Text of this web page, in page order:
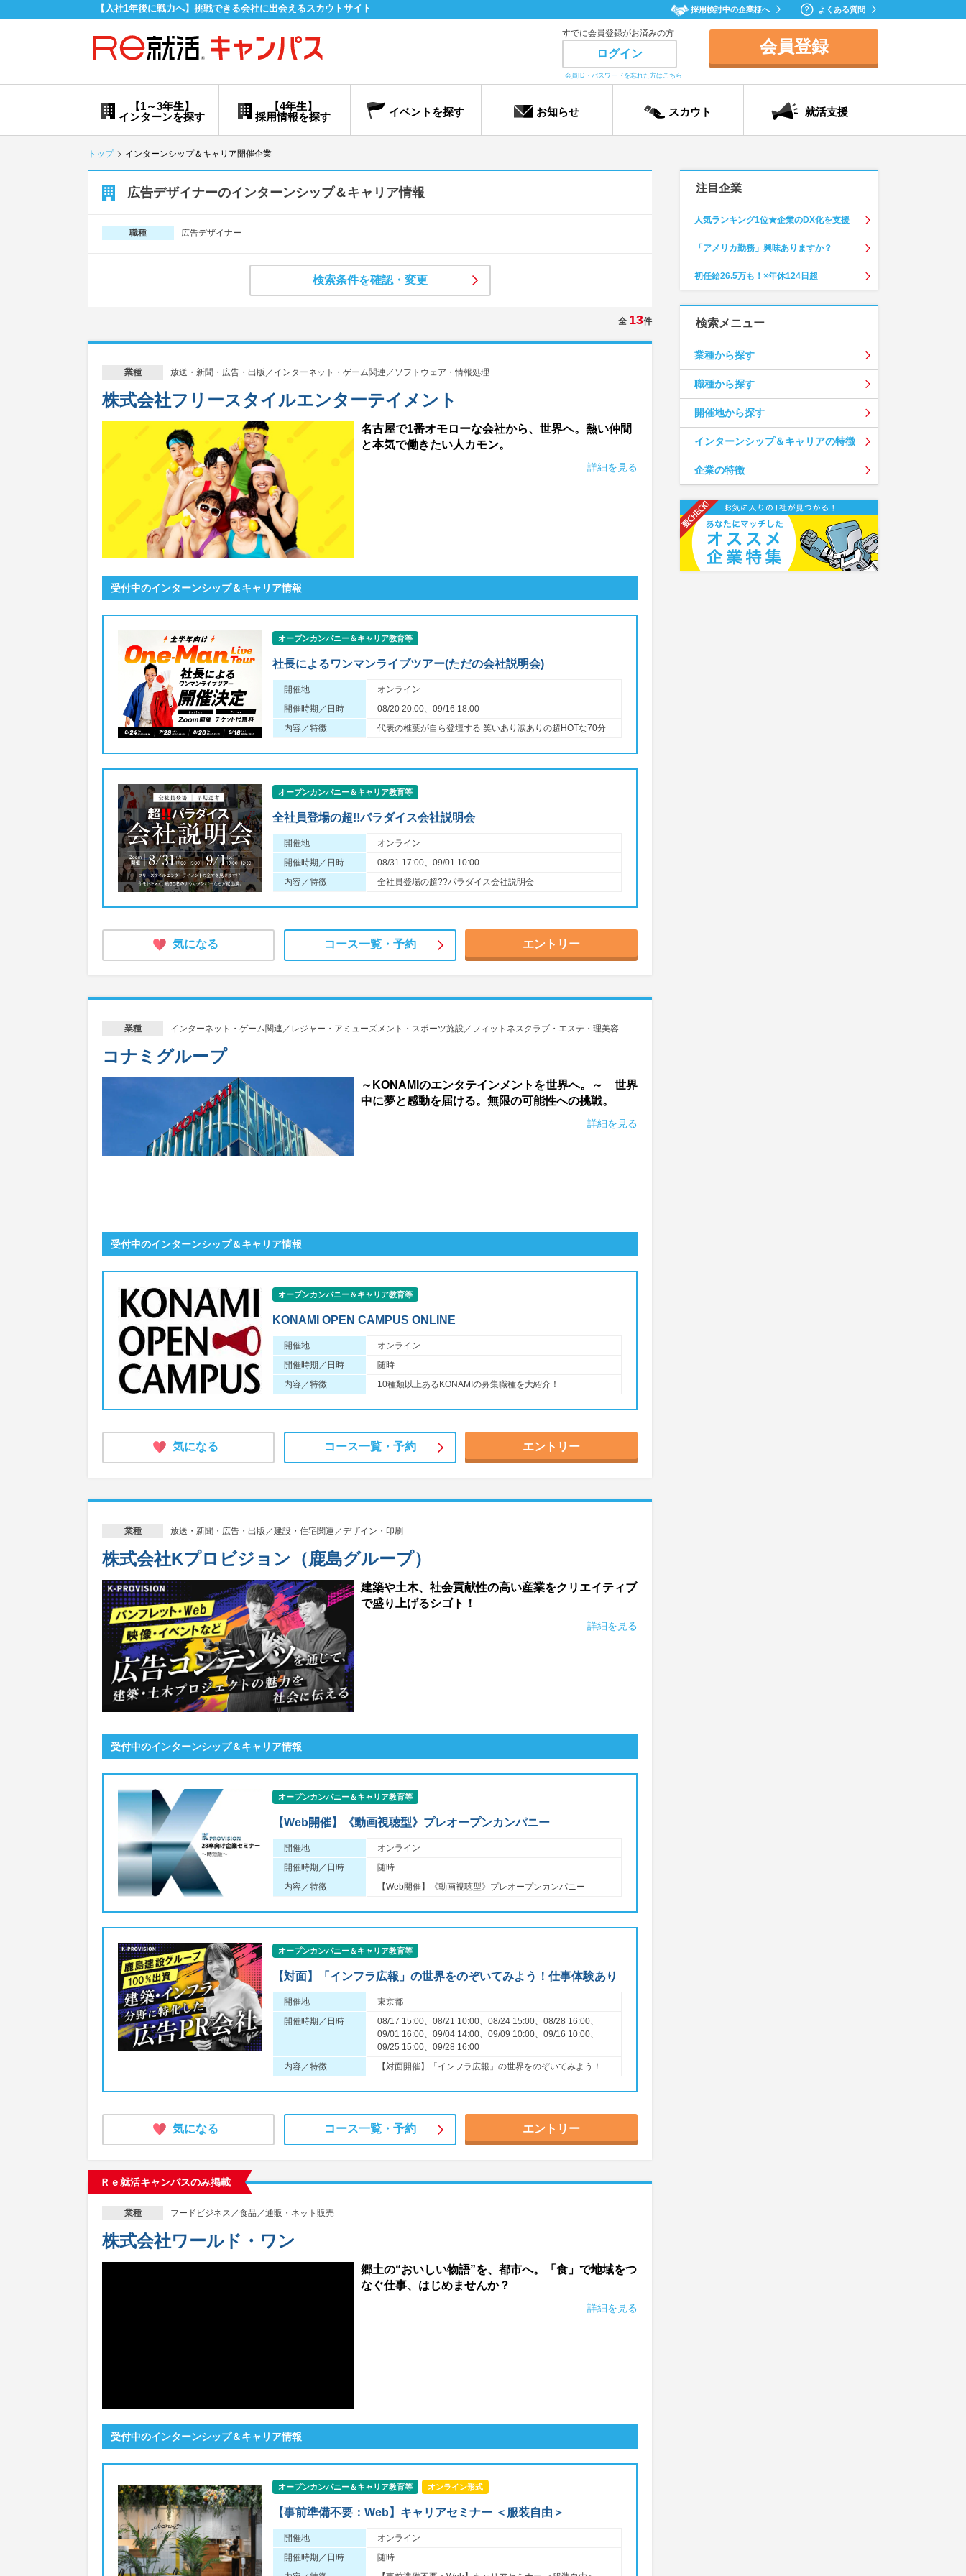
【入社1年後に戦力へ】挑戦できる会社に出会えるスカウトサイト 採用検討中の企業様へ よくある質問
すでに会員登録がお済みの方
ログイン
会員ID・パスワードを忘れた方はこちら
会員登録
【4年生】
採用情報を探す
【1～3年生】
インターンを探す
イベントを探す お知らせ スカウト 就活支援
トップ インターンシップ＆キャリア開催企業
広告デザイナーのインターンシップ＆キャリア情報
職種 広告デザイナー
検索条件を確認・変更
全 13件
業種 放送・新聞・広告・出版／インターネット・ゲーム関連／ソフトウェア・情報処理
株式会社フリースタイルエンターテイメント
名古屋で1番オモローな会社から、世界へ。熱い仲間
と本気で働きたい人カモン。
詳細を見る
受付中のインターンシップ＆キャリア情報
オープンカンパニー＆キャリア教育等
社長によるワンマンライブツアー(ただの会社説明会)
開催地
オンライン
開催時期／日時
08/20 20:00、09/16 18:00
内容／特徴
代表の椎葉が自ら登壇する 笑いあり涙ありの超HOTな70分
オープンカンパニー＆キャリア教育等
全社員登場の超!!パラダイス会社説明会
開催地
オンライン
開催時期／日時
08/31 17:00、09/01 10:00
内容／特徴
全社員登場の超??パラダイス会社説明会
気になる コース一覧・ 予約 エントリー
業種 インターネット・ゲーム関連／レジャー・アミューズメント・スポーツ施設／フィットネスクラブ・エステ・理美容
コナミグループ
～KONAMIのエンタテインメントを世界へ。～ 世界
中に夢と感動を届ける。無限の可能性への挑戦。
詳細を見る
受付中のインターンシップ＆キャリア情報
オープンカンパニー＆キャリア教育等
KONAMI OPEN CAMPUS ONLINE
開催地
オンライン
開催時期／日時
随時
内容／特徴
10種類以上あるKONAMIの募集職種を大紹介！
気になる コース一覧・ 予約 エントリー
業種 放送・新聞・広告・出版／建設・住宅関連／デザイン・印刷
株式会社Kプロビジョン（鹿島グループ）
建築や土木、社会貢献性の高い産業をクリエイティブ
で盛り上げるシゴト！
詳細を見る
受付中のインターンシップ＆キャリア情報
オープンカンパニー＆キャリア教育等
【Web開催】《動画視聴型》プレオープンカンパニー
開催地
オンライン
開催時期／日時
随時
内容／特徴
【Web開催】《動画視聴型》プレオープンカンパニー
オープンカンパニー＆キャリア教育等
【対面】「インフラ広報」の世界をのぞいてみよう！仕事体験あり
開催地
東京都
開催時期／日時
08/17 15:00、08/21 10:00、08/24 15:00、08/28 16:00、
09/01 16:00、09/04 14:00、09/09 10:00、09/16 10:00、
09/25 15:00、09/28 16:00
内容／特徴
【対面開催】「インフラ広報」の世界をのぞいてみよう！
気になる コース一覧・ 予約 エントリー
Ｒｅ就活キャンパスのみ掲載
業種 フードビジネス／食品／通販・ネット販売
株式会社ワールド・ワン
郷土の“おいしい物語”を、都市へ。「食」で地域をつ
なぐ仕事、はじめませんか？
詳細を見る
受付中のインターンシップ＆キャリア情報
オープンカンパニー＆キャリア教育等 オンライン形式
【事前準備不要：Web】キャリアセミナー ＜服装自由＞
開催地
オンライン
開催時期／日時
随時
注目企業
人気ランキング1位★企業のDX化を支援
「アメリカ勤務」興味ありますか？
初任給26.5万も！×年休124日超
検索メニュー
業種から探す
職種から探す
開催地から探す
インターンシップ＆キャリアの特徴
企業の特徴